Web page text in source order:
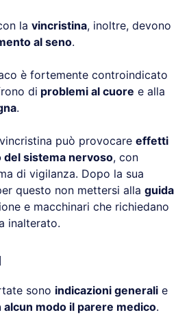
la vincristina, inoltre, devono
al seno.
è fortemente controindicato
di problemi al cuore e alla
.
può provocare effetti
del sistema nervoso, con
di vigilanza. Dopo la sua
questo non mettersi alla guida
e macchinari che richiedano
inalterato.
sono indicazioni generali e
modo il parere medico.